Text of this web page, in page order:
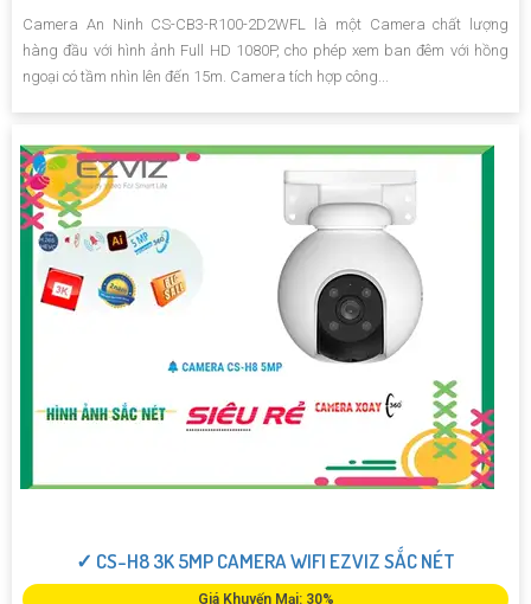
Camera An Ninh CS-CB3-R100-2D2WFL là một Camera chất lượng
hàng đầu với hình ảnh Full HD 1080P, cho phép xem ban đêm với hồng
ngoại có tầm nhìn lên đến 15m. Camera tích hợp công...
✓ CS-H8 3K 5MP CAMERA WIFI EZVIZ SẮC NÉT
Giá Khuyến Mại: 30%